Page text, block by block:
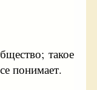
такое
понимает.